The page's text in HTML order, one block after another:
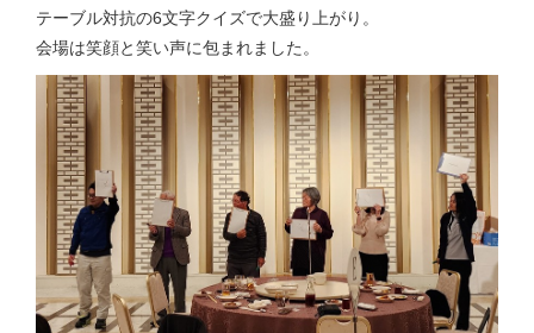
テーブル対抗の6文字クイズで大盛り上がり。
会場は笑顔と笑い声に包まれました。